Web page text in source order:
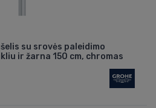
su srovės paleidimo
ir žarna 150 cm, chromas